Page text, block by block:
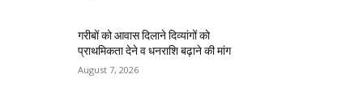
गरीबों को आवास दिलाने दिव्यांगों को
प्राथमिकता देने व धनराशि बढ़ाने की मांग
August 7, 2026